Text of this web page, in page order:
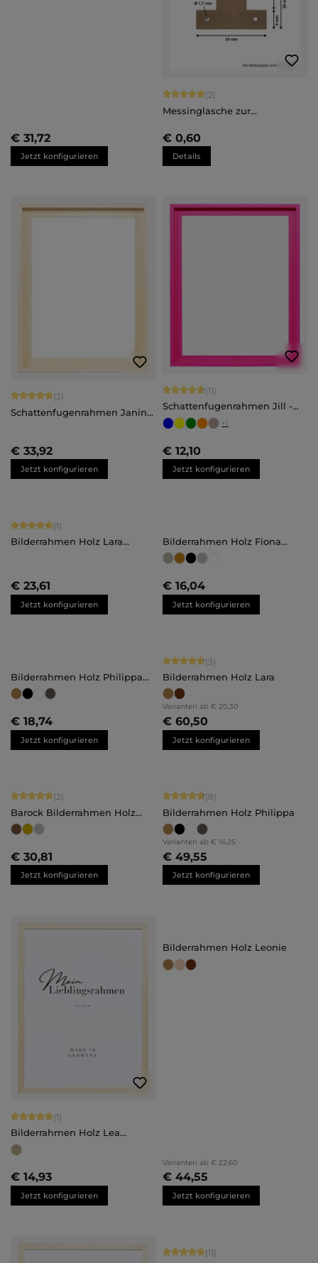
€ 31,72
Jetzt konfigurieren
Durchschnittliche Bewertung von 5
(2)
Messinglasche zur
in Bilderrahmen
€ 0,60
Details
Durchschnittliche Bewertung von 5 von 5 Sternen
(3)
Schattenfugenrahmen Janina
€ 33,92
Jetzt konfigurieren
Durchschnittliche Bewertung von
(11)
Schattenfugenrahmen Jill -
nach Maß
+1
€ 12,10
Jetzt konfigurieren
Durchschnittliche Bewertung von 5 von 5 Sternen
(1)
Bilderrahmen Holz Lara
€ 23,61
Jetzt konfigurieren
Bilderrahmen Holz Fiona
Maßanfertigung
€ 16,04
Jetzt konfigurieren
Bilderrahmen Holz Philippa
Maßanfertigung
€ 18,74
Jetzt konfigurieren
Durchschnittliche Bewertung von
(3)
Bilderrahmen Holz Lara
Varianten ab € 20,30
€ 60,50
Jetzt konfigurieren
Durchschnittliche Bewertung von 5 von 5 Sternen
(2)
Barock Bilderrahmen Holz
Olivia Maßanfertigung
€ 30,81
Jetzt konfigurieren
Durchschnittliche Bewertung von
(8)
Bilderrahmen Holz Philippa
Varianten ab € 16,25
€ 49,55
Jetzt konfigurieren
Durchschnittliche Bewertung von 5 von 5 Sternen
(1)
Bilderrahmen Holz Lea
Maßanfertigung
€ 14,93
Jetzt konfigurieren
Bilderrahmen Holz Leonie
Varianten ab € 22,60
€ 44,55
Jetzt konfigurieren
Durchschnittliche Bewertung von 5
(11)